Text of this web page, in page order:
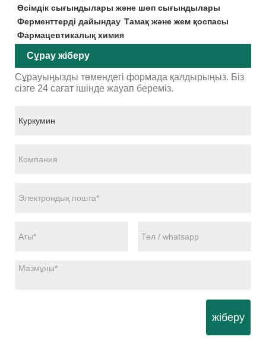
Өсімдік сығындылары және шөп сығындылары
Ферменттерді дайындау Тамақ және жем қоспасы
Фармацевтикалық химия
Сұрау жіберу
Сұрауыңызды төмендегі формада қалдырыңыз. Біз
сізге 24 сағат ішінде жауап береміз.
жіберу